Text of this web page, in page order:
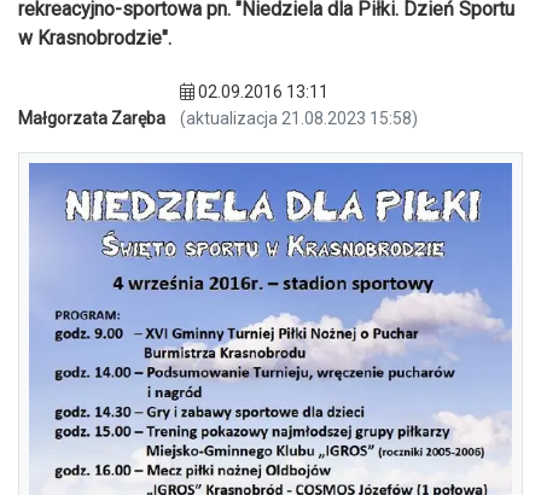
rekreacyjno-sportowa pn. "Niedziela dla Piłki. Dzień Sportu
w Krasnobrodzie".
Małgorzata Zaręba
02.09.2016 13:11
(aktualizacja 21.08.2023 15:58)